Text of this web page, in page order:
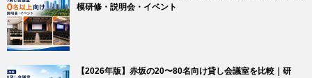
模研修・説明会・イベント
【2026年版】赤坂の20〜80名向け貸し会議室を比較｜研